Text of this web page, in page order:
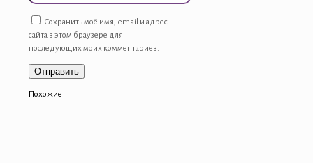
Сохранить моё имя, email и адрес
сайта в этом браузере для
последующих моих комментариев.
Похожие